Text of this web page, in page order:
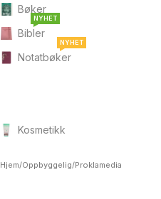
Bøker
Bibler
NYHET
Notatbøker
NYHET
Kosmetikk
Hjem/Oppbyggelig/Proklamedia